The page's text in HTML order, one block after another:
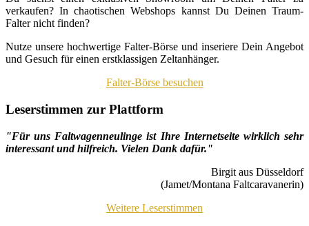
verkaufen? In chaotischen Webshops kannst Du Deinen Traum-
Falter nicht finden?
Nutze unsere hochwertige Falter-Börse und inseriere Dein Angebot
und Gesuch für einen erstklassigen Zeltanhänger.
Falter-Börse besuchen
Leserstimmen zur Plattform
"Für uns Faltwagenneulinge ist Ihre Internetseite wirklich sehr
interessant und hilfreich. Vielen Dank dafür."
Birgit aus Düsseldorf
(Jamet/Montana Faltcaravanerin)
Weitere Leserstimmen